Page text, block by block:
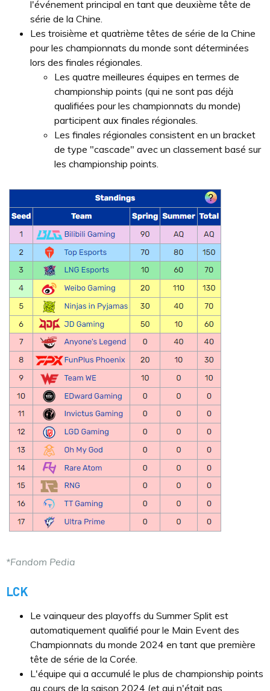
l'événement principal en tant que deuxième tête de
série de la Chine.
Les troisième et quatrième têtes de série de la Chine
pour les championnats du monde sont déterminées
lors des finales régionales.
Les quatre meilleures équipes en termes de
championship points (qui ne sont pas déjà
qualifiées pour les championnats du monde)
participent aux finales régionales.
Les finales régionales consistent en un bracket
de type "cascade" avec un classement basé sur
les championship points.
*Fandom Pedia
LCK
Le vainqueur des playoffs du Summer Split est
automatiquement qualifié pour le Main Event des
Championnats du monde 2024 en tant que première
tête de série de la Corée.
L'équipe qui a accumulé le plus de championship points
au cours de la saison 2024 (et qui n'était pas